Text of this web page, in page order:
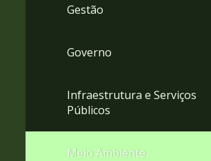
Gestão
Governo
Infraestrutura e Serviços
Públicos
Meio Ambiente